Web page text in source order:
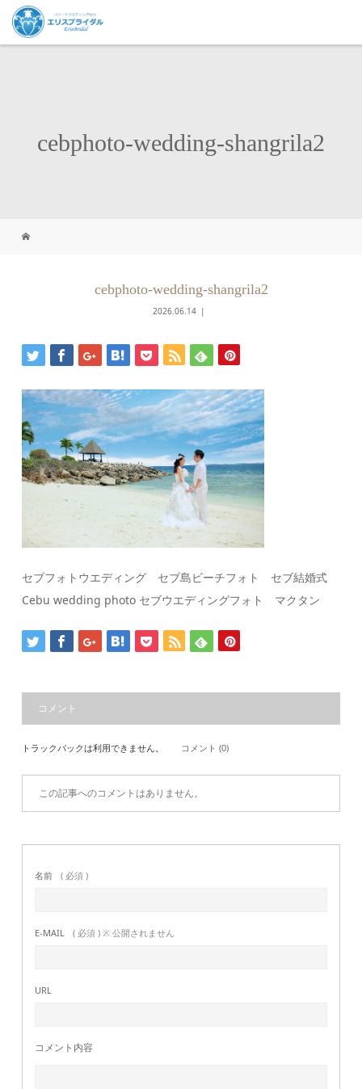
cebphoto-wedding-shangrila2
cebphoto-wedding-shangrila2
2026.06.14
セブフォトウエディング セブ島ビーチフォト セブ結婚式
Cebu wedding photo セブウエディングフォト マクタン
コメント
トラックバックは利用できません。 コメント (0)
この記事へのコメントはありません。
名前 ( 必須 )
E-MAIL ( 必須 ) ※ 公開されません
URL
コメント内容